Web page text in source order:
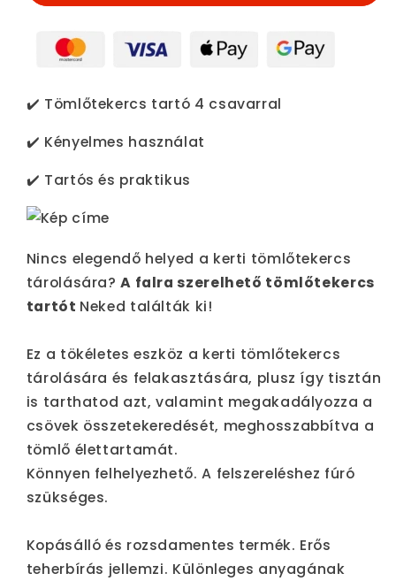
✔️ Tömlőtekercs tartó 4 csavarral
✔️ Kényelmes használat
✔️ Tartós és praktikus
Nincs elegendő helyed a kerti tömlőtekercs
tárolására?A falra szerelhető tömlőtekercs
tartót Neked találták ki!
Ez a tökéletes eszköz a kerti tömlőtekercs
tárolására és felakasztására, plusz így tisztán
is tarthatod azt, valamint megakadályozza a
csövek összetekeredését, meghosszabbítva a
tömlő élettartamát.
Könnyen felhelyezhető. A felszereléshez fúró
szükséges.
Kopásálló és rozsdamentes termék. Erős
teherbírás jellemzi. Különleges anyagának